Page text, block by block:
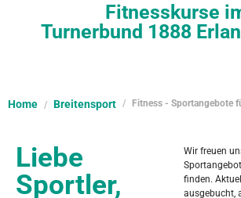
Fitnesskurse
Turnerbund 1888
Home Breitensport Fitness - Sportangebote
Liebe
Sportler,
Wir freuen
finden.
ausgebucht,